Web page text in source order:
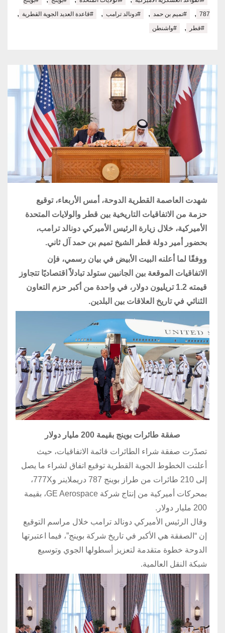
787
, #تميم بن حمد , #دونالد ترامب , #قاعدة العديد الجوية القطرية ,
#قطر , #واشنطن
شهدت العاصمة القطرية الدوحة، أمس الأربعاء، توقيع
حزمة من الاتفاقيات التاريخية بين قطر والولايات المتحدة
الأميركية، خلال زيارة الرئيس الأميركي دونالد ترامب،
بحضور أمير دولة قطر الشيخ تميم بن حمد آل ثاني.
ووفقًا لما أعلنه البيت الأبيض في بيان رسمي، فإن
الاتفاقيات الموقعة بين الجانبين ستولد تبادلاً اقتصاديًا تتجاوز
قيمته 1.2 تريليون دولار، في واحدة من أكبر حزم التعاون
الثنائي في تاريخ العلاقات بين البلدين.
صفقة طائرات بوينج بقيمة 200 مليار دولار
تصدّرت صفقة شراء الطائرات قائمة الاتفاقيات، حيث
أعلنت الخطوط الجوية القطرية توقيع اتفاق لشراء ما يصل
إلى 210 طائرات من طراز بوينج 787 دريملاينر و777X،
بمحركات أميركية من إنتاج شركة GE Aerospace، بقيمة
200 مليار دولار.
وقال الرئيس الأميركي دونالد ترامب خلال مراسم التوقيع
إن “الصفقة هي الأكبر في تاريخ شركة بوينج”، فيما اعتبرتها
الدوحة خطوة متقدمة لتعزيز أسطولها الجوي وتوسيع
شبكة النقل العالمية.